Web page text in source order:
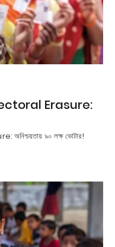
Erasure:
৯০ লক্ষ ভোটার!